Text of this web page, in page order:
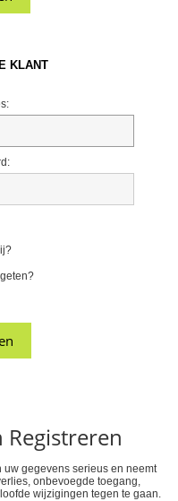
KLANT
uw gegevens serieus en neemt
onbevoegde toegang,
wijzigingen tegen te gaan.